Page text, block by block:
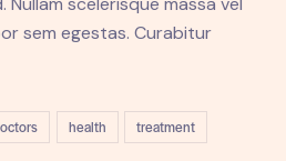
sem egestas. Curabitur
health treatment